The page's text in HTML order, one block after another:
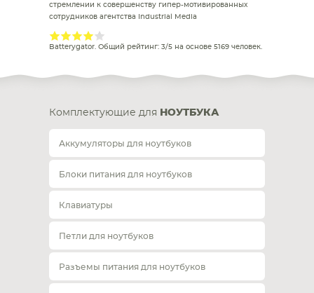
стремлении к совершенству гипер-мотивированных
сотрудников агентства Industrial Media
Batterygator. Общий рейтинг: 3/5 на основе 5169 человек.
Комплектующие для НОУТБУКА
Аккумуляторы для ноутбуков
Блоки питания для ноутбуков
Клавиатуры
Петли для ноутбуков
Разъемы питания для ноутбуков